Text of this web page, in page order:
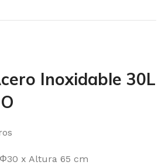
Inoxidable 30L
x Altura 65 cm